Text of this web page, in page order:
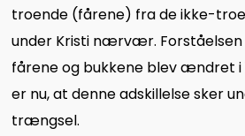
troende (fårene) fra de ikke-
under Kristi nærvær.
fårene og bukkene blev ændret i
er nu, at denne adskillelse sker
trængsel.